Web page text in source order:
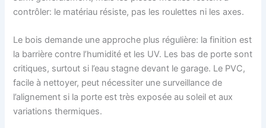
contrôler: le matériau résiste, pas les roulettes ni les axes.
Le bois demande une approche plus régulière: la finition est
la barrière contre l’humidité et les UV. Les bas de porte sont
critiques, surtout si l’eau stagne devant le garage. Le PVC,
facile à nettoyer, peut nécessiter une surveillance de
l’alignement si la porte est très exposée au soleil et aux
variations thermiques.